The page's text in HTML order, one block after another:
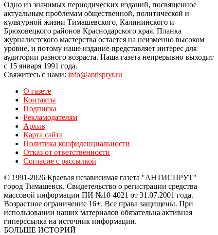
Одно из значимых периодических изданий, посвященное
актуальным проблемам общественной, политической и
культурной жизни Тимашевского, Калининского и
Брюховецкого районов Краснодарского края. Планка
журналистского мастерства остается на неизменно высоком
уровне, и потому наше издание представляет интерес для
аудитории разного возраста. Наша газета непрерывно выходит
с 15 января 1991 года.
Свяжитесь с нами: info@antispryt.ru
О газете
Контакты
Подписка
Рекламодателям
Архив
Карта сайта
Политика конфиденциальности
Отказ от ответственности
Согласие с рассылкой
© 1991-2026 Краевая независимая газета "АНТИСПРУТ"
город Тимашевск. Свидетельство о регистрации средства
массовой информации ПИ №10-4021 от 31.07.2001 года.
Возрастное ограничение 16+. Все права защищены. При
использовании наших материалов обязательна активная
гиперссылка на источник информации.
БОЛЬШЕ ИСТОРИЙ